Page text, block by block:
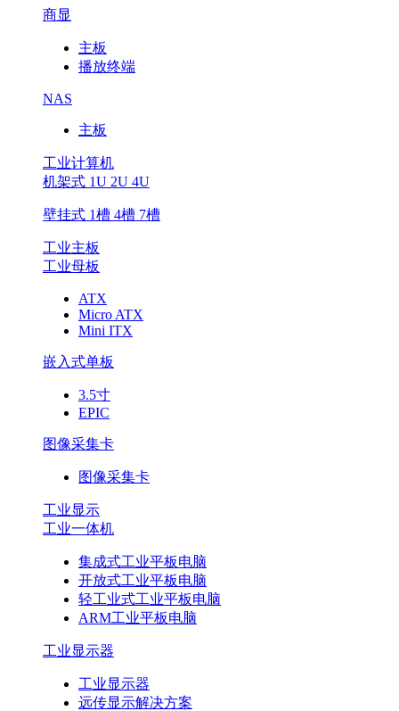
商显
主板
播放终端
NAS
主板
工业计算机
机架式 1U 2U 4U
壁挂式 1槽 4槽 7槽
工业主板
工业母板
ATX
Micro ATX
Mini ITX
嵌入式单板
3.5寸
EPIC
图像采集卡
图像采集卡
工业显示
工业一体机
集成式工业平板电脑
开放式工业平板电脑
轻工业式工业平板电脑
ARM工业平板电脑
工业显示器
工业显示器
远传显示解决方案